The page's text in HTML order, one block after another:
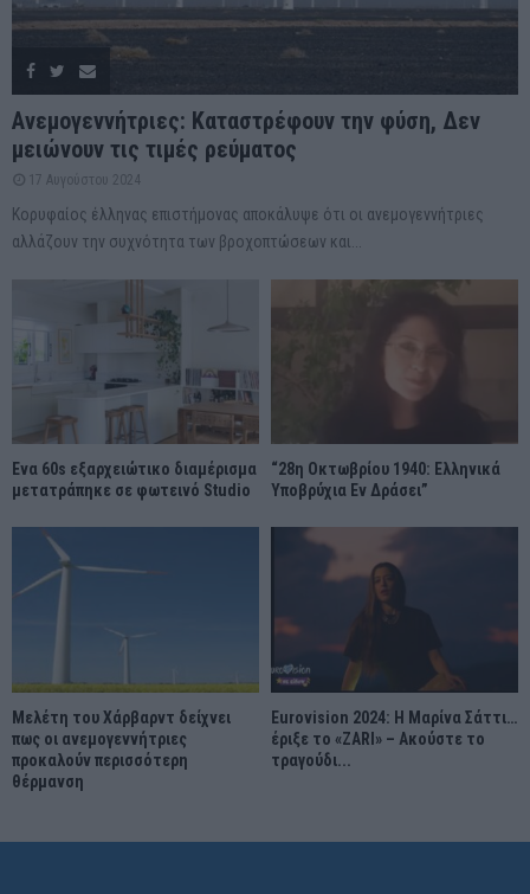
Ανεμογεννήτριες: Καταστρέφουν την φύση, Δεν
μειώνουν τις τιμές ρεύματος
17 Αυγούστου 2024
Κορυφαίος έλληνας επιστήμονας αποκάλυψε ότι οι ανεμογεννήτριες
αλλάζουν την συχνότητα των βροχοπτώσεων και...
Ένα 60s εξαρχειώτικο διαμέρισμα
μετατράπηκε σε φωτεινό Studio
“28η Οκτωβρίου 1940: Ελληνικά
Υποβρύχια Εν Δράσει”
Μελέτη του Χάρβαρντ δείχνει
πως οι ανεμογεννήτριες
προκαλούν περισσότερη
θέρμανση
Eurovision 2024: Η Μαρίνα Σάττι…
έριξε το «ZARI» – Ακούστε το
τραγούδι...